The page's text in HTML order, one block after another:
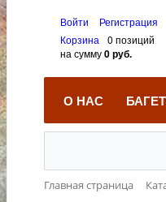
Войти
Регистрация
Корзина
0 позиций
на сумму0 руб.
О НАС
Главная страница